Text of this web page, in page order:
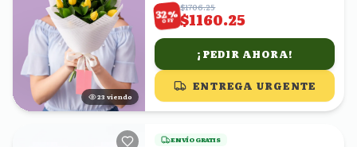
23 viendo
32%
OFF
$1706.25
$1160.25
¡PEDIR AHORA!
ENTREGA URGENTE
ENVÍO GRATIS